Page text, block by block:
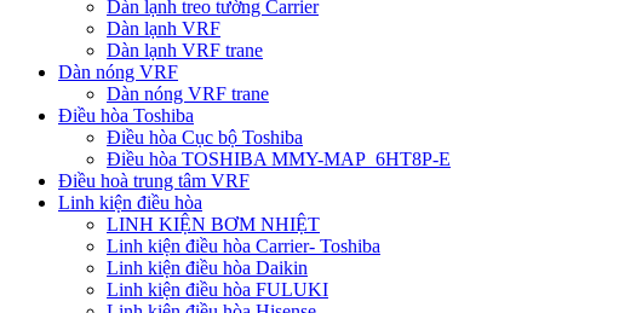
Dàn lạnh treo tường Carrier
Dàn lạnh VRF
Dàn lạnh VRF trane
Dàn nóng VRF
Dàn nóng VRF trane
Điều hòa Toshiba
Điều hòa Cục bộ Toshiba
Điều hòa TOSHIBA MMY-MAP_6HT8P-E
Điều hoà trung tâm VRF
Linh kiện điều hòa
LINH KIỆN BƠM NHIỆT
Linh kiện điều hòa Carrier- Toshiba
Linh kiện điều hòa Daikin
Linh kiện điều hòa FULUKI